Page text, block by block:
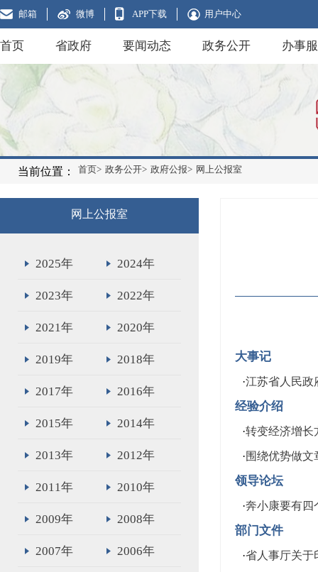
邮箱 微博 APP下载 用户中心
首页 省政府 要闻动态 政务公开 办事
当前位置： 首页> 政务公开> 政府公报> 网上公报室
网上公报室
2025年 2024年
2023年 2022年
2021年 2020年
2019年 2018年
2017年 2016年
2015年 2014年
2013年 2012年
2011年 2010年
2009年 2008年
2007年 2006年
大事记
·江苏省人民政
经验介绍
·转变经济增长
·围绕优势做文
领导论坛
·奔小康要有四
部门文件
·省人事厅关于